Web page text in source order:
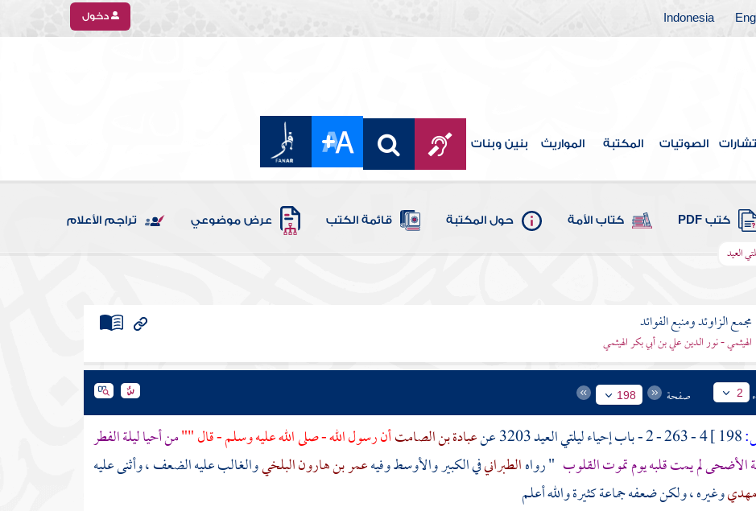
Indonesia دخول
الصوتيات المكتبة المواريث بنين وبنات
كتب PDF كتاب الأمة حول المكتبة قائمة الكتب عرض موضوعي تراجم الأعلام
العيد
مجمع الزاوئد ومنبع الفوائد
الهيثمي - نور الدين علي بن أبي بكر الهيثمي
2 صفحة 198
4 - 263 - 2 - باب إحياء ليلتي العيد 3203 عن عبادة بن الصامتأن رسول الله - صلى الله عليه وسلم - قال ""من أحيا ليلة الفطر
الأضحى لم يمت قلبه يوم تموت القلوب " رواهالطبرانيفي الكبير والأوسط وفيهعمر بن هارون البلخيوالغالب عليه الضعف ، وأثنى عليه
وغيره ، ولكن ضعفه جماعة كثيرة والله أعلم